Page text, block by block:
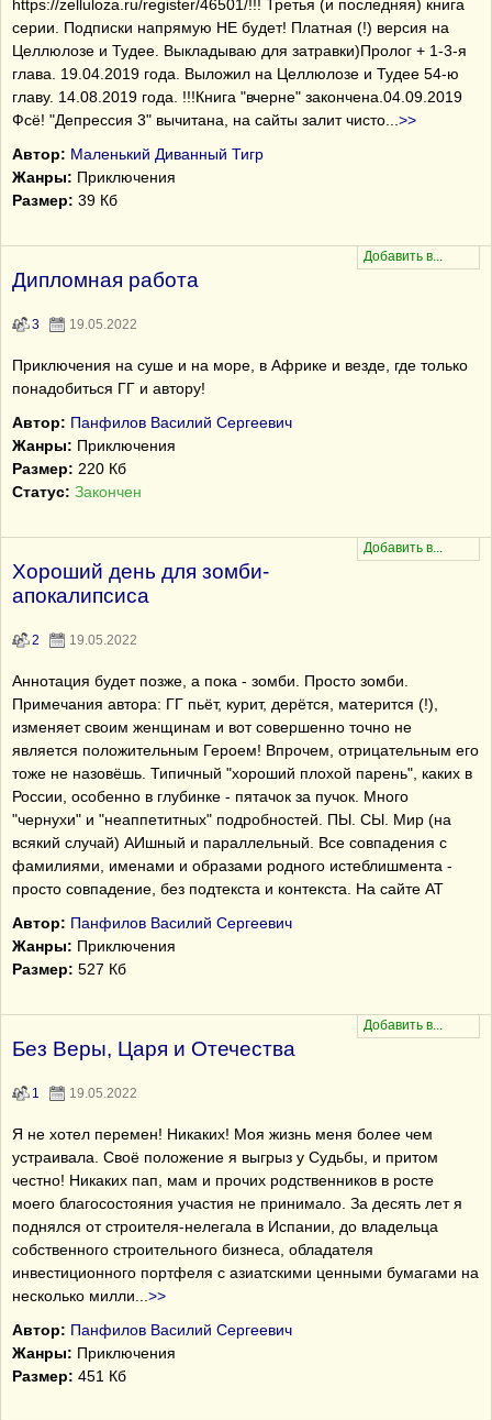
https://zelluloza.ru/register/46501/!!! Третья (и последняя) книга
серии. Подписки напрямую НЕ будет! Платная (!) версия на
Целлюлозе и Тудее. Выкладываю для затравки)Пролог + 1-3-я
глава. 19.04.2019 года. Выложил на Целлюлозе и Тудее 54-ю
главу. 14.08.2019 года. !!!Книга "вчерне" закончена.04.09.2019
Фсё! "Депрессия 3" вычитана, на сайты залит чисто
>>
Автор: Маленький Диванный Тигр
Жанры: Приключения
Размер: 39 Кб
Дипломная работа
3 19.05.2022
Приключения на суше и на море, в Африке и везде, где только
понадобиться ГГ и автору!
Автор: Панфилов Василий Сергеевич
Жанры: Приключения
Размер: 220 Кб
Статус: Закончен
Хороший день для зомби-
апокалипсиса
2 19.05.2022
Аннотация будет позже, а пока - зомби. Просто зомби.
Примечания автора: ГГ пьёт, курит, дерётся, матерится (!),
изменяет своим женщинам и вот совершенно точно не
является положительным Героем! Впрочем, отрицательным его
тоже не назовёшь. Типичный "хороший плохой парень", каких в
России, особенно в глубинке - пятачок за пучок. Много
"чернухи" и "неаппетитных" подробностей. ПЫ. СЫ. Мир (на
всякий случай) АИшный и параллельный. Все совпадения с
фамилиями, именами и образами родного истеблишмента -
просто совпадение, без подтекста и контекста. На сайте АТ
Автор: Панфилов Василий Сергеевич
Жанры: Приключения
Размер: 527 Кб
Без Веры, Царя и Отечества
1 19.05.2022
Я не хотел перемен! Никаких! Моя жизнь меня более чем
устраивала. Своё положение я выгрыз у Судьбы, и притом
честно! Никаких пап, мам и прочих родственников в росте
моего благосостояния участия не принимало. За десять лет я
поднялся от строителя-нелегала в Испании, до владельца
собственного строительного бизнеса, обладателя
инвестиционного портфеля с азиатскими ценными бумагами на
несколько милли
>>
Автор: Панфилов Василий Сергеевич
Жанры: Приключения
Размер: 451 Кб